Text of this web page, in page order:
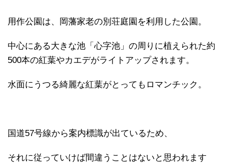
用作公園は、岡藩家老の別荘庭園を利用した公園。
中心にある大きな池「心字池」の周りに植えられた約
500本の紅葉やカエデがライトアップされます。
水面にうつる綺麗な紅葉がとってもロマンチック。
国道57号線から案内標識が出ているため、
それに従っていけば間違うことはないと思われます